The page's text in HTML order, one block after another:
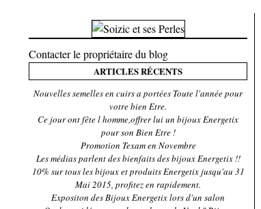
Contacter le propriétaire du blog
ARTICLES RÉCENTS
Nouvelles semelles en cuirs a portées Toute l'année pour
votre bien Etre.
Ce jour ont fête l homme,offrer lui un bijoux Energetix
pour son Bien Etre !
Promotion Texam en Novembre
Les médias parlent des bienfaits des bijoux Energetix !!
10% sur tous les bijoux et produits Energetix jusqu'au 31
Mai 2015, profitez en rapidement.
Expositon des Bijoux Energetix lors d'un salon